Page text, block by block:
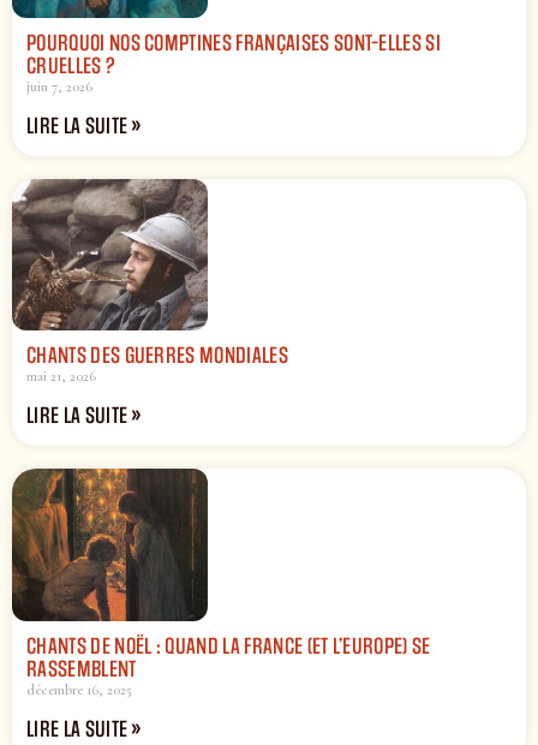
POURQUOI NOS COMPTINES FRANÇAISES SONT-ELLES SI
CRUELLES ?
juin 7, 2026
LIRE LA SUITE »
CHANTS DES GUERRES MONDIALES
mai 21, 2026
LIRE LA SUITE »
CHANTS DE NOËL : QUAND LA FRANCE (ET L’EUROPE) SE
RASSEMBLENT
décembre 16, 2025
LIRE LA SUITE »